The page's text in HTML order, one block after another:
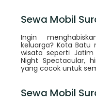
Sewa Mobil
Ingin
keluarga? Kota Batu
wisata seperti Jatim
Night Spectacular,
yang cocok untuk
Sewa Mobil